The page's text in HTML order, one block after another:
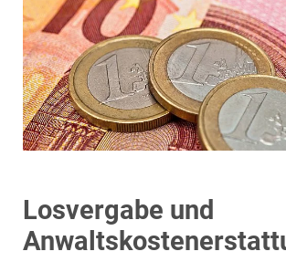
Losvergabe und